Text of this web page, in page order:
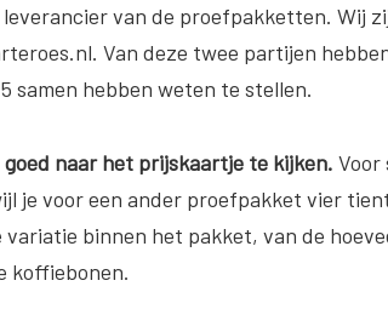
leverancier van de proefpakketten. Wij
Van deze twee partijen
samen hebben weten te stellen.
goed naar het prijskaartje te kijken. Voor
je voor een ander proefpakket vier
variatie binnen het pakket, van de
koffiebonen.